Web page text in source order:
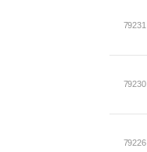
79231
79230
79226